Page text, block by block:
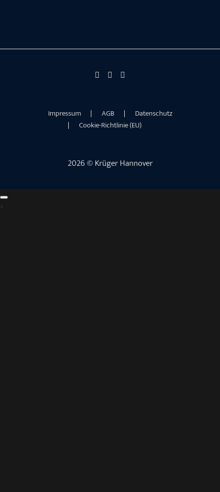
Impressum AGB
Datenschutz
Cookie-Richtlinie (EU)
2026 © Krüger Hannover
×